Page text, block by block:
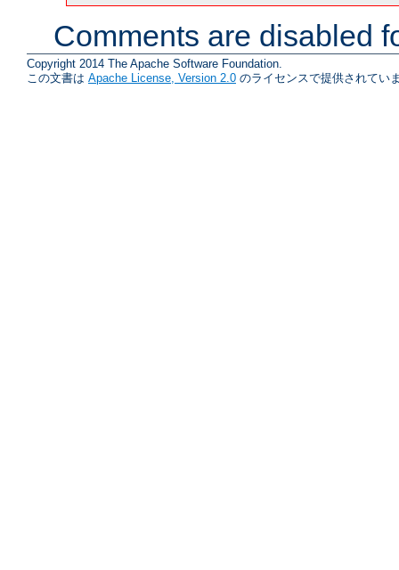
Comments are disabled
Copyright 2014 The Apache Software Foundation.
この文書は Apache License, Version 2.0 のライセンスで提供されてい